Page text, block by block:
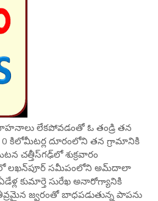
లేకపోవడంతో ఓ తండ్రి తన
10 కిలోమీటర్ల దూరంలోని తన గ్రామానికి
చత్తీస్‌గఢ్‌లో శుక్రవారం
లఖన్‌పూర్‌ సమీపంలోని అమ్‌దాలా
కుమార్తె సురేఖ అనారోగ్యానికి
జ్వరంతో బాధపడుతున్న పాపను